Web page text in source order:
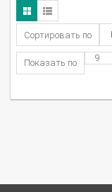
Сортировать по
Показать по